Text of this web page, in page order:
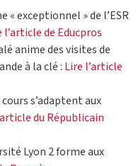
« exceptionnel » de l’ESR
l’article de Educpros
anime des visites de
à la clé : Lire l’article
s’adaptent aux
du Républicain
Lyon 2 forme aux